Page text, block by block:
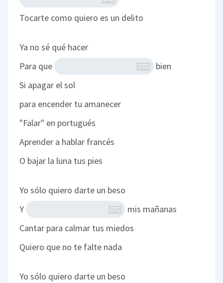
Tocarte como quiero es un delito
Ya no sé qué hacer
Para que
bien
Si apagar el sol
para encender tu amanecer
"Falar" en portugués
Aprender a hablar francés
O bajar la luna tus pies
Yo sólo quiero darte un beso
Y
mis mañanas
Cantar para calmar tus miedos
Quiero que no te falte nada
Yo sólo quiero darte un beso